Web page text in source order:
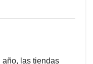
año, las tiendas